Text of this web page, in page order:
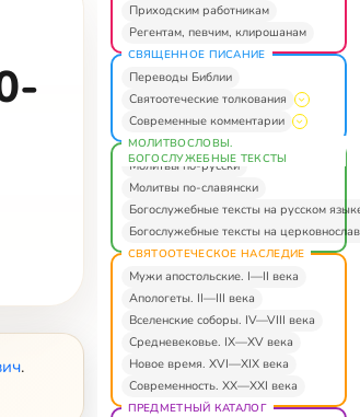
.
Приходским работникам
Регентам, певчим, клирошанам
СВЯЩЕННОЕ ПИСАНИЕ
Переводы Библии
Святоотеческие толкования
Современные комментарии
МОЛИТВОСЛОВЫ.
БОГОСЛУЖЕБНЫЕ ТЕКСТЫ
Молитвы по-русски
Молитвы по-славянски
Богослужебные тексты на русском
Богослужебные тексты на
СВЯТООТЕЧЕСКОЕ НАСЛЕДИЕ
Мужи апостольские. I—II века
Апологеты. II—III века
Вселенские соборы. IV—VIII века
Средневековье. IX—XV века
Новое время. XVI—XIX века
Современность. XX—XXI века
ПРЕДМЕТНЫЙ КАТАЛОГ